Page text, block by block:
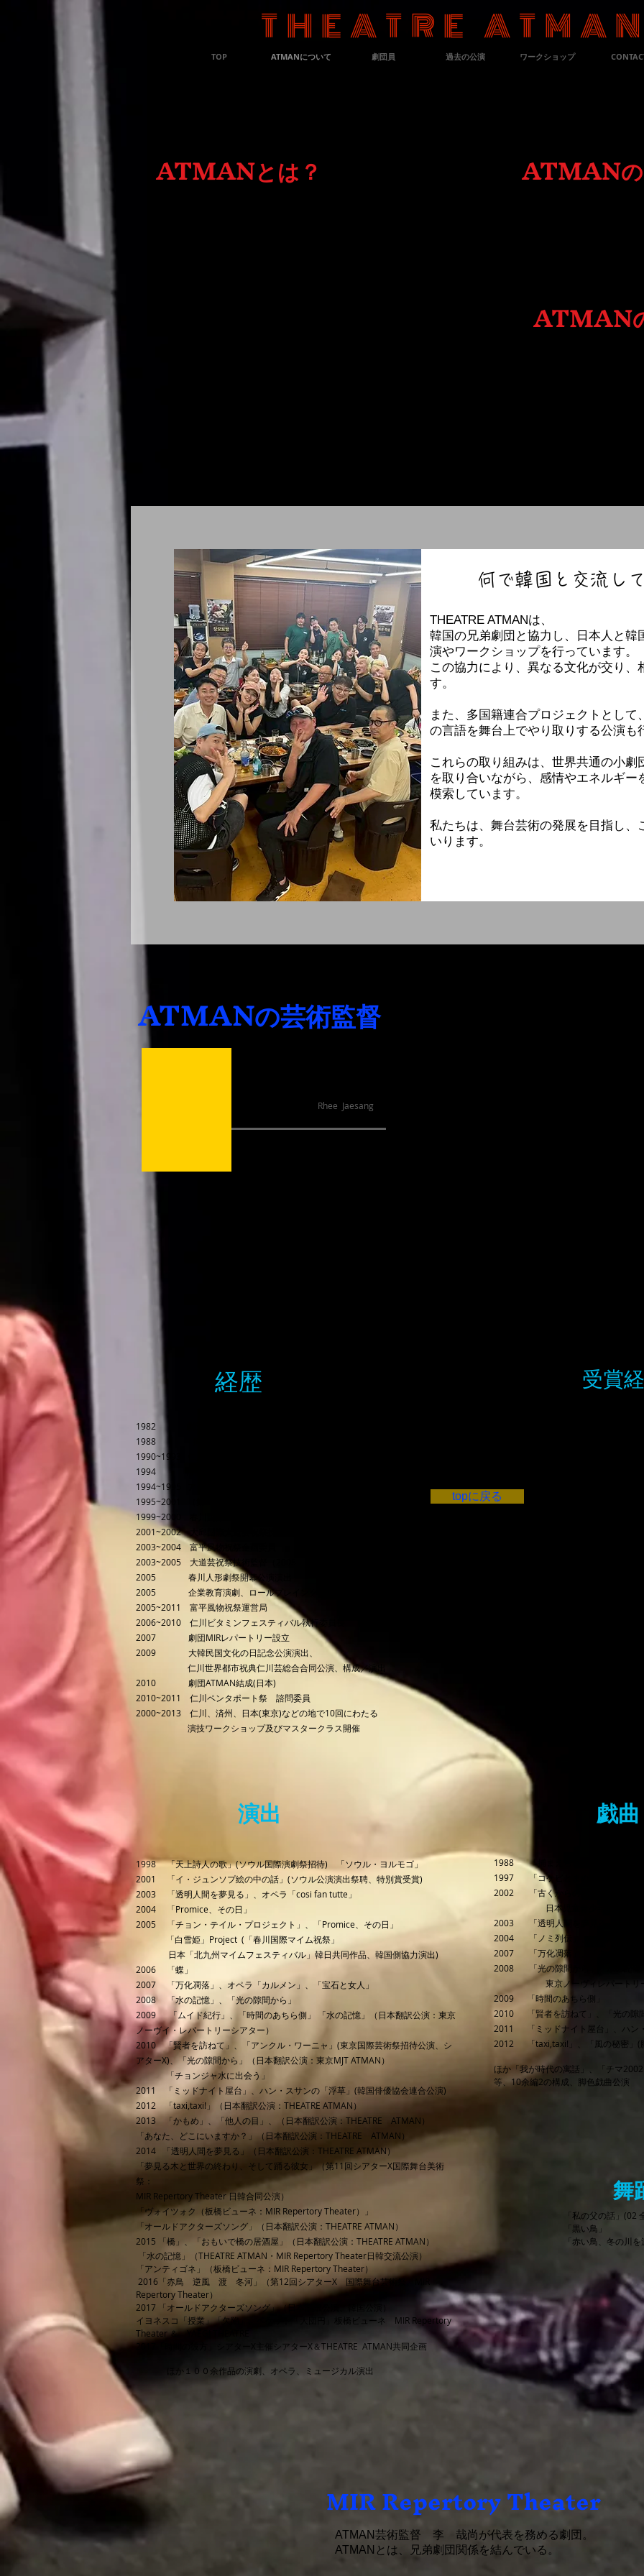
THEATRE ATMAN
TOP ATMANについて 劇団員 過去の公演 ワークショップ
ATMANとは？ ATMAN
ATMAN
何で韓国と交流し
THEATRE ATMANは、
韓国の兄弟劇団と協力し、日本人と韓
演やワークショップを行っています。
この協力により、異なる文化が交り、
す。
また、多国籍連合プロジェクトとして
の言語を舞台上でやり取りする公演も
これらの取り組みは、世界共通の小劇
を取り合いながら、感情やエネルギー
模索しています。
私たちは、舞台芸術の発展を目指し、
いります。
ATMANの芸術監督
Rhee Jaesang
経歴
1982 劇団Dolce入団し演劇授業開始
1988 「捕まらない透明な微笑みに関して」発表で戯曲家としての活動開始
1990~1993 仁川市立劇団で常任団員になり、俳優及び舞台監督として活動
1994 市立劇団を脱退、転業、戯曲作家及び演出家としての活動開始
1994~1995 アジアマイムクリエーションフェスティバル参加
1995~2001 （第1回～第6回）仁川国際マイム祝祭General Direcor
1999~2000 春川国際マイム祝祭技術監督
2001~2002 大邱国際大道芸祝祭技術監督
2003~2004 富平風物祝祭企画委員
2003~2005 大道芸祝祭技術監督（2005 文化観光部今年の芸術賞）
2005 春川人形劇祭開幕公演演出
2005 企業教育演劇、ロールプレイングなどの企業講義開始
2005~2011 富平風物祝祭運営局
2006~2010 仁川ビタミンフェスティバル執行委員長
2007 劇団MIRレパートリー設立
2009 大韓民国文化の日記念公演演出、
仁川世界都市祝典仁川芸総合合同公演、構成／演出
2010 劇団ATMAN結成(日本)
2010~2011 仁川ペンタポート祭 諮問委員
2000~2013 仁川、済州、日本(東京)などの地で10回にわたる
演技ワークショップ及びマスタークラス開催
受賞
演出
1998 「天上詩人の歌」(ソウル国際演劇祭招待) 「ソウル・ヨルモゴ」
2001 「イ・ジュンソプ絵の中の話」(ソウル公演演出祭聘、特別賞受賞)
2003 「透明人間を夢見る」、オペラ「cosi fan tutte」
2004 「Promice、その日」
2005 「チョン・テイル・プロジェクト」、「Promice、その日」
「白雪姫」Project (「春川国際マイム祝祭」
日本「北九州マイムフェスティバル」韓日共同作品、韓国側協力演出)
2006 「蝶」
2007 「万化凋落」、オペラ「カルメン」、「宝石と女人」
2008 「水の記憶」、「光の隙間から」
2009 「ムイド紀行」、「時間のあちら側」 「水の記憶」（日本翻訳公演：東京
ノーヴイ・レパートリーシアター）
2010 「賢者を訪ねて」、「アンクル・ワーニャ」(東京国際芸術祭招待公演、シ
アターΧ)、「光の隙間から」（日本翻訳公演：東京MJT ATMAN）
「チョンジャ水に出会う」
2011 「ミッドナイト屋台」、ハン・スサンの「浮草」(韓国俳優協会連合公演)
2012 「taxi,taxi!」（日本翻訳公演：THEATRE ATMAN）
2013 「かもめ」、「他人の目」、（日本翻訳公演：THEATRE ATMAN）
「あなた、どこにいますか？」（日本翻訳公演：THEATRE ATMAN）
2014 「透明人間を夢見る」（日本翻訳公演：THEATRE ATMAN）
「夢見る木と世界の終わり、そして踊る彼女」（第11回シアターΧ国際舞台美術
祭：
MIR Repertory Theater 日韓合同公演）
「ヴォイツォク（板橋ビューネ：MIR Repertory Theater）」
「オールドアクターズソング」（日本翻訳公演：THEATRE ATMAN）
2015 「橋」、「おもいで橋の居酒屋」（日本翻訳公演：THEATRE ATMAN）
「水の記憶」（THEATRE ATMAN・MIR Repertory Theater日韓交流公演）
「アンティゴネ」（板橋ビューネ：MIR Repertory Theater）
2016「赤鳥 逆風 渡 冬河」（第12回シアターΧ 国際舞台芸術祭 MIR
Repertory Theater）
​2017 「オールドアクターズソング」（日本翻訳公演、韓国公演）
イヨネスコ「授業」「欠陥」、ベケット「大団円」板橋ビューネ MIR Repertory
Theater ＆ YAEGI THEATRE
2017「時間の彼方」シアターΧ主催シアターΧ＆THEATRE ATMAN共同企画
ほか１００余作品の演劇、オペラ、ミュージカル演出
戯曲
1988 「捕まえられない透明な微笑
1997 「コケビとまぬけな泥棒」(ソ
2002 「古くからの約束」(ソウル国
日本児童青少年演劇協会招
2003 「透明人間を夢見る」(脚色)
2004 「ノミ列伝」、「太陽を探す
2007 「万化凋落」、「あなた、ど
2008 「光の隙間から」「水の記憶
東京ノーヴィレパートリー
2009 「時間のあちら側」
2010 「賢者を訪ねて」、「光の隙
2011 「ミッドナイト屋台」、ハン
2012 「taxi,taxi!」、「風の秘密」(
ほか「我が時代の寓話」、「チマ
等、10余編2の構成、脚色戯曲公演
「私の父の話」(02
「黒い鳥」
「赤い鳥、冬の川を
MIR Repertory Theater
ATMAN芸術監督 李 哉尚が代表を務める劇団。
ATMANとは、兄弟劇団関係を結んでいる。
topに戻る